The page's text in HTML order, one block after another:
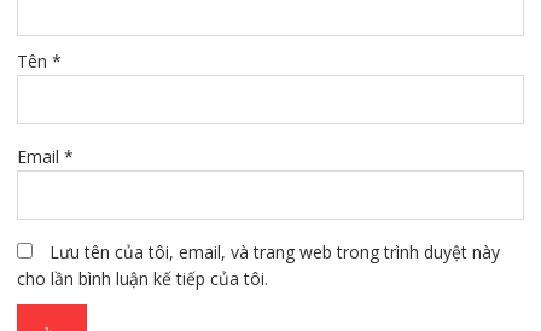
Tên *
Email *
Lưu tên của tôi, email, và trang web trong trình duyệt này
cho lần bình luận kế tiếp của tôi.